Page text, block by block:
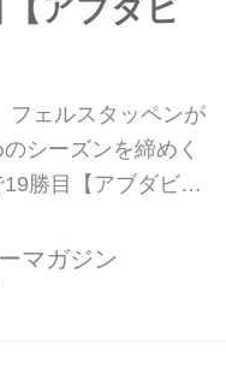
アブダビ
フェルスタッペンが
シーズンを締めく
勝目【アブダビ
ビGPがアラブ首
ヤス島にあるヤス
マガジン